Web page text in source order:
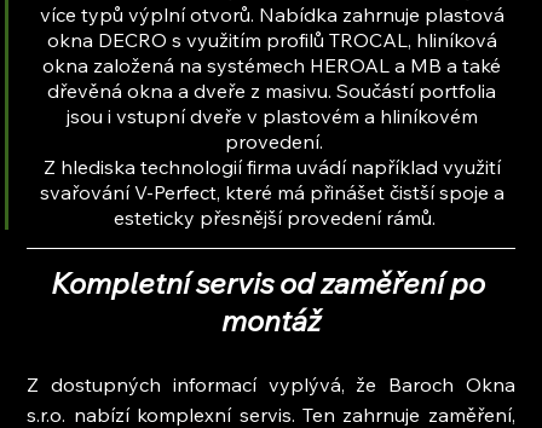
více typů výplní otvorů. Nabídka zahrnuje plastová
okna DECRO s využitím profilů TROCAL, hliníková
okna založená na systémech HEROAL a MB a také
dřevěná okna a dveře z masivu. Součástí portfolia
jsou i vstupní dveře v plastovém a hliníkovém
provedení.
Z hlediska technologií firma uvádí například využití
svařování V-Perfect, které má přinášet čistší spoje a
esteticky přesnější provedení rámů.
Kompletní servis od zaměření po
montáž
Z dostupných informací vyplývá, že Baroch Okna
s.r.o. nabízí komplexní servis. Ten zahrnuje zaměření,